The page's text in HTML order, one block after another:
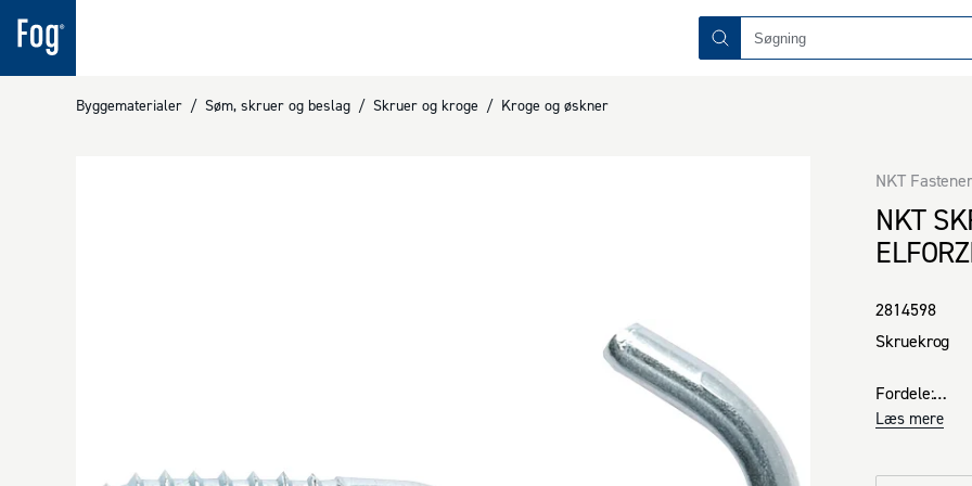
Byggematerialer / Søm, skruer og beslag / Skruer og kroge / Kroge og øskner
NKT
NKT
2814598
Skruekrog
Fordele:
· Skruekrog
· Afpasset
Læs mere